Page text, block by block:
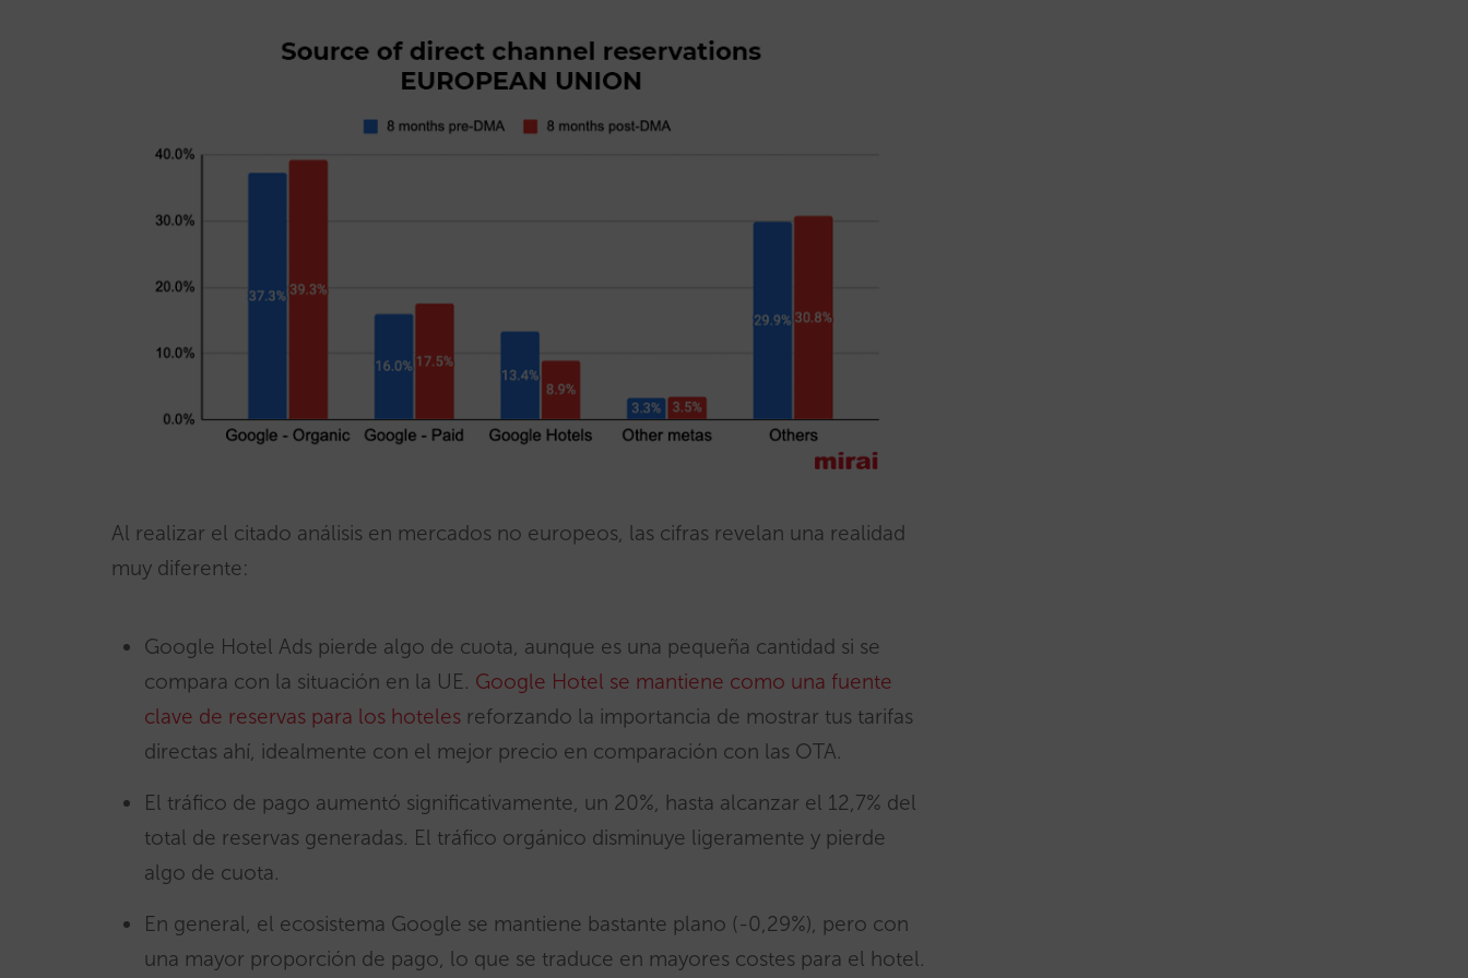
Al realizar el citado análisis en mercados no europeos, las cifras revelan una realidad
muy diferente:
Google Hotel Ads pierde algo de cuota, aunque es una pequeña cantidad si se
compara con la situación en la UE. Google Hotel se mantiene como una fuente
clave de reservas para los hoteles reforzando la importancia de mostrar tus tarifas
directas ahí, idealmente con el mejor precio en comparación con las OTA.
El tráfico de pago aumentó significativamente, un 20%, hasta alcanzar el 12,7% del
total de reservas generadas. El tráfico orgánico disminuye ligeramente y pierde
algo de cuota.
En general, el ecosistema Google se mantiene bastante plano (-0,29%), pero con
una mayor proporción de pago, lo que se traduce en mayores costes para el hotel.